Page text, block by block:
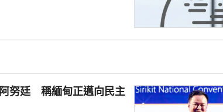
發聲明，重申全力支持恩芬
，改變不了他們抵制世界盃
事的立場，他們對恩芬...
努廷 稱緬甸正邁向民主